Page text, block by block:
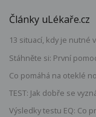
Články uLékaře.cz
13 situací, kdy je nutné
Stáhněte si: První
Co pomáhá na oteklé
TEST: Jak dobře se
Výsledky testu EQ: Co